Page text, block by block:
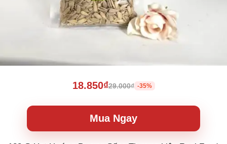
18.850₫29.000₫ -35%
Mua Ngay